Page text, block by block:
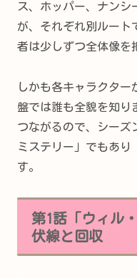
ス、ホッパー、ナンシ
が、それぞれ別ルート
者は少しずつ全体像を
しかも各キャラクター
盤では誰も全貌を知り
つながるので、シーズ
ミステリー」でもあり
す。
第1話「ウィル
伏線と回収